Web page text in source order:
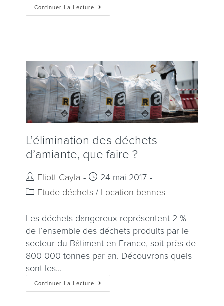
Continuer La Lecture
L’élimination des déchets
d’amiante, que faire ?
Eliott Cayla
24 mai 2017
Etude déchets / Location bennes
Les déchets dangereux représentent 2 %
de l’ensemble des déchets produits par le
secteur du Bâtiment en France, soit près de
800 000 tonnes par an. Découvrons quels
sont les…
Continuer La Lecture